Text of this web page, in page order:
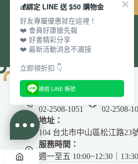
立即訂閱
電話：
02-2508-1051
傳真：
02-2508-
地址：
104 台北市中山區松江路23
服務時間：
週一至五 10:00~12:30｜
💰綁定 LINE 送 $50 購物金
好友專屬優惠就在這裡！
❤️ 會員好康搶先報
❤️ 好書精彩分享
❤️ 最新活動消息不漏接
立即領折扣 👇
連結 LINE 帳號